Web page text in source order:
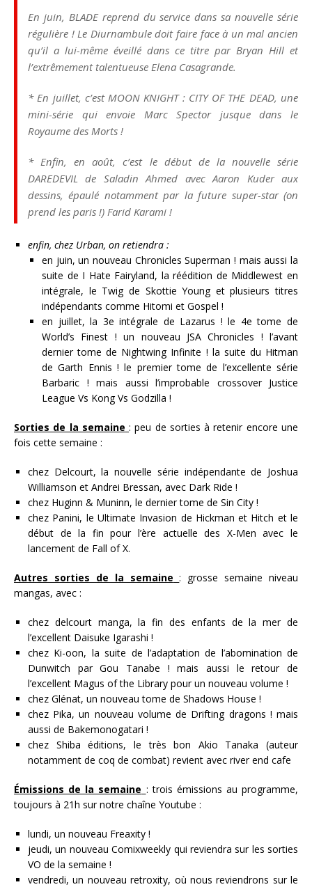
En juin, BLADE reprend du service dans sa nouvelle série
régulière ! Le Diurnambule doit faire face à un mal ancien
qu’il a lui-même éveillé dans ce titre par Bryan Hill et
l’extrêmement talentueuse Elena Casagrande.
* En juillet, c’est MOON KNIGHT : CITY OF THE DEAD, une
mini-série qui envoie Marc Spector jusque dans le
Royaume des Morts !
* Enfin, en août, c’est le début de la nouvelle série
DAREDEVIL de Saladin Ahmed avec Aaron Kuder aux
dessins, épaulé notamment par la future super-star (on
prend les paris !) Farid Karami !
enfin, chez Urban, on retiendra :
en juin, un nouveau Chronicles Superman ! mais aussi la
suite de I Hate Fairyland, la réédition de Middlewest en
intégrale, le Twig de Skottie Young et plusieurs titres
indépendants comme Hitomi et Gospel !
en juillet, la 3e intégrale de Lazarus ! le 4e tome de
World’s Finest ! un nouveau JSA Chronicles ! l’avant
dernier tome de Nightwing Infinite ! la suite du Hitman
de Garth Ennis ! le premier tome de l’excellente série
Barbaric ! mais aussi l’improbable crossover Justice
League Vs Kong Vs Godzilla !
Sorties de la semaine : peu de sorties à retenir encore une
fois cette semaine :
chez Delcourt, la nouvelle série indépendante de Joshua
Williamson et Andrei Bressan, avec Dark Ride !
chez Huginn & Muninn, le dernier tome de Sin City !
chez Panini, le Ultimate Invasion de Hickman et Hitch et le
début de la fin pour l’ère actuelle des X-Men avec le
lancement de Fall of X.
Autres sorties de la semaine : grosse semaine niveau
mangas, avec :
chez delcourt manga, la fin des enfants de la mer de
l’excellent Daisuke Igarashi !
chez Ki-oon, la suite de l’adaptation de l’abomination de
Dunwitch par Gou Tanabe ! mais aussi le retour de
l’excellent Magus of the Library pour un nouveau volume !
chez Glénat, un nouveau tome de Shadows House !
chez Pika, un nouveau volume de Drifting dragons ! mais
aussi de Bakemonogatari !
chez Shiba éditions, le très bon Akio Tanaka (auteur
notamment de coq de combat) revient avec river end cafe
Émissions de la semaine : trois émissions au programme,
toujours à 21h sur notre chaîne Youtube :
lundi, un nouveau Freaxity !
jeudi, un nouveau Comixweekly qui reviendra sur les sorties
VO de la semaine !
vendredi, un nouveau retroxity, où nous reviendrons sur le